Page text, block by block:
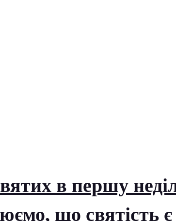
в першу
що святість є